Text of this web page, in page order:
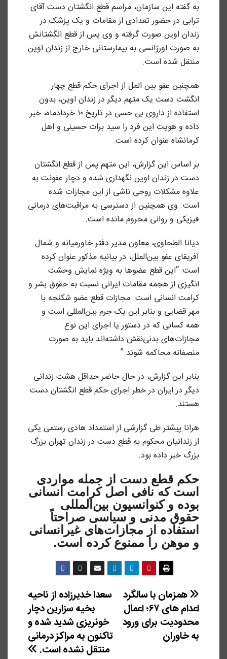
به گفته این سازمان، مراسم قطع انگشتان دست آقای
ترابی در حضور تعدادی از مقامات و یک پزشک در
زندان اوین صورت گرفته و وی پس‌ از قطع انگشتانش
به صورت اورژانسی به بیمارستانی خارج از زندان اوین
منتقل شده است.
همچنین عفو بین المل از اجرای حکم قطع چهار
انگشت دست یک متهم دیگر در زندان اوین، بدون
استفاده از داروی بی حسی در تاریخ ۱۰ خردادماه، خبر
داده و هویت این فرد را سید برات حسینی و اهل
کرمانشاه عنوان کرده است.
بر اساس این گزارش، این متهم پس از قطع انگشتان
دست در زندان اوین نگهداری شده و دچار عفونت به
علاوه مشکلات روحی ناشی از این مجازات شده
است. وی همچنین از دسترسی به مراقبت‌های درمانی
فیزیکی و روانی محروم مانده است.
دیانا الطحاوی، معاون مدیر دفتر خاورمیانه و شمال
آفریقای عفو بین‌الملل،‌ در بیانیه مذکور عنوان کرده
است: “این قطع عضوها به ویژه نمایش وحشت
انگیزی از هجمه مقامات ایرانی نسبت به حقوق بشر و
کرامت انسانی است. مجازات قطع عضو شکنجه با
مهر قضایی و بنابر این یک جرم بین‌المللی است و
همه کسانی که در دستور یا اجرای این نوع
مجازات‌های بدنی‌نقش داشته‌اند باید به صورت
منصفانه محاکمه شوند.”
بنابر این گزارش، در حال حاضر حداقل هشت زندانی
دیگر در ایران در خطر اجرای حکم قطع انگشتان دست
هستند.
هرانا پیشتر طی گزارشی از استمداد هادی رستمی یکی
از زندانیان محکوم به قطع دست در زندان تهران بزرگ
بزرگ خبر داده بود.
حکم قطع دست از جمله مواردی
است که نافی اصل کرامت انسانی
بوده و کنوانسیون بین‌المللی
حقوق مدنی و سیاسی صراحتاً
استفاده از مجازات‌های غیر‌انسانی
و موهن را ممنوع کرده است.
راهبری
نوشته
سعدا خدیرزاده از ناحیه
بخیه سزارین دچار
خونریزی شدید شده و
تاکنون به مراکز درمانی
منتقل نشده است.
همزمان با سالگرد
اعدام های ۶۷؛ اعمال
محدودیت برای ورود
به خاوران